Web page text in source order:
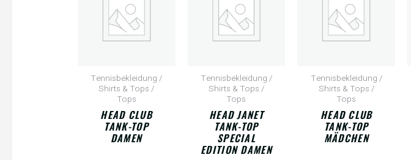
Tennisbekleidung /
Shirts & Tops /
Tops
HEAD CLUB
TANK-TOP
DAMEN
Tennisbekleidung /
Shirts & Tops /
Tops
HEAD JANET
TANK-TOP
SPECIAL
EDITION DAMEN
Tennisbekleidung /
Shirts & Tops /
Tops
HEAD CLUB
TANK-TOP
MÄDCHEN